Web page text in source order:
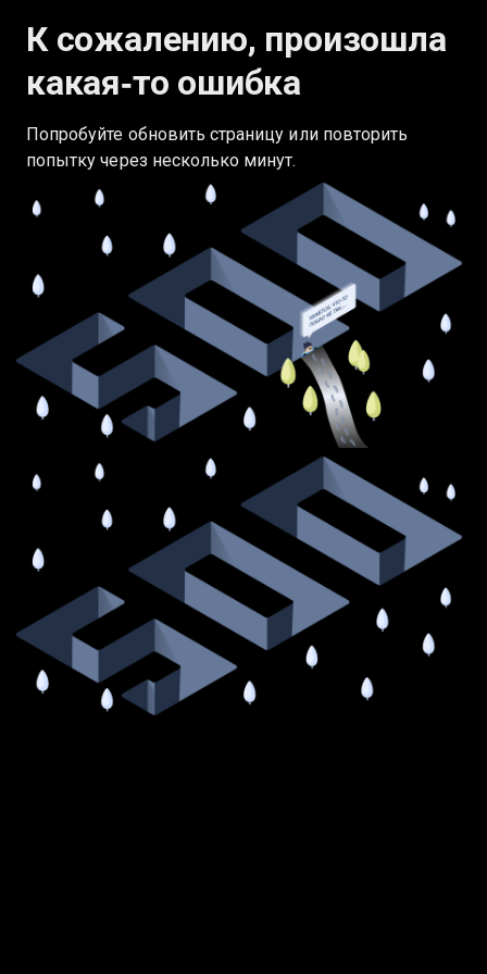
К сожалению, произошла
какая‑то ошибка
Попробуйте обновить страницу или повторить
попытку через несколько минут.